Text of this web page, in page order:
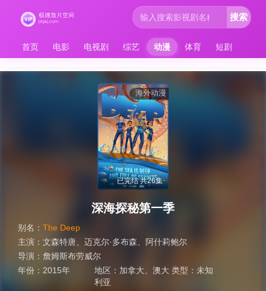
首页 电影 电视剧 综艺 动漫 体育 短剧
搜索
海外动漫
已完结 共26集
深海探秘第一季
别名： The Deep
主演： 文森特唐 迈克尔·多布森
阿什莉鲍尔
导演： 詹姆斯布劳威尔
年份： 2015年 地区： 加拿大 、澳大
利亚
类型： 未知